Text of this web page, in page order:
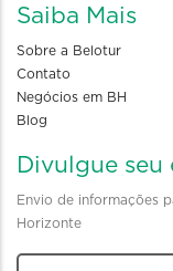
Saiba Mais
Sobre a Belotur
Contato
Negócios em BH
Blog
Divulgue seu
Envio de informações
Horizonte